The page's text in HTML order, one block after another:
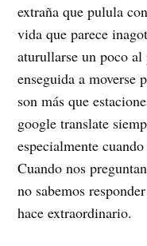
extraña que pulula
vida que parece
aturullarse un poco
enseguida a moverse
son más que
google translate
especialmente
Cuando nos
no sabemos
hace extraordinario.